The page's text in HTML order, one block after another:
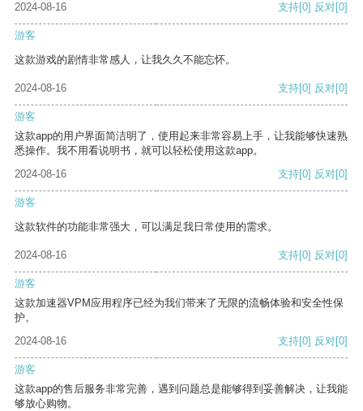
2024-08-16 支持[0] 反对[0]
游客
这款游戏的剧情非常感人，让我久久不能忘怀。
2024-08-16 支持[0] 反对[0]
游客
这款app的用户界面简洁明了，使用起来非常容易上手，让我能够快速熟
悉操作。我不用看说明书，就可以轻松使用这款app。
2024-08-16
支持[0] 反对[0]
游客
这款软件的功能非常强大，可以满足我日常使用的需求。
2024-08-16 支持[0] 反对[0]
游客
这款加速器VPM应用程序已经为我们带来了无限的流畅体验和安全性保
护。
2024-08-16
支持[0] 反对[0]
游客
这款app的售后服务非常完善，遇到问题总是能够得到妥善解决，让我能
够放心购物。